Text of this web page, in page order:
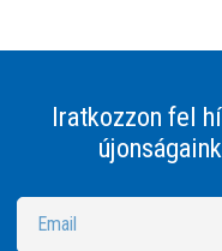
Iratkozzon fel